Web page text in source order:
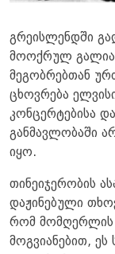
გრეისლენდში
მოოქრულ
მეგობრებთან
ცხოვრება
კონცერტებისა
განმავლობაში
იყო.
თინეიჯერობის
დაჟინებული
რომ მომღერლის
მოგვიანებით,